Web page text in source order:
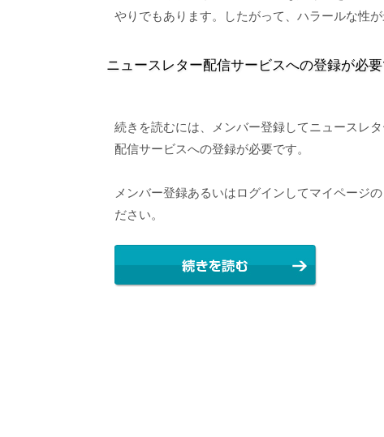
やりでもあります。したがって、ハラールな性
ニュースレター配信サービスへの登録が必要
続きを読むには、メンバー登録してニュースレ
配信サービスへの登録が必要です。
メンバー登録あるいはログインしてマイページ
ださい。